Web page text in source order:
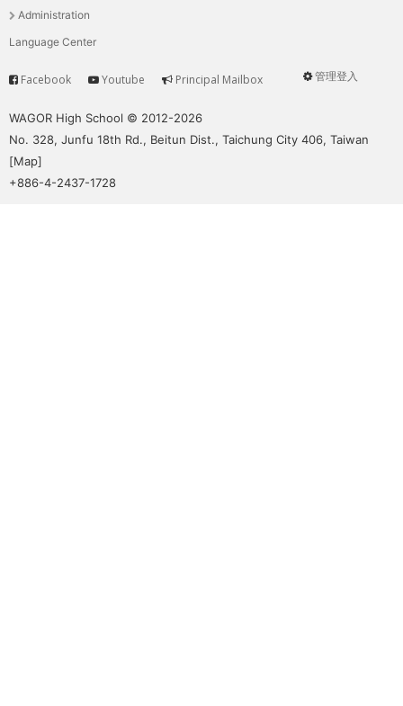
單Administration
Language Center
User
管理登入
Service
Facebook Youtube Principal Mailbox
WAGOR High School © 2012-2026
No. 328, Junfu 18th Rd., Beitun Dist., Taichung City 406, Taiwan
[Map]
+886-4-2437-1728